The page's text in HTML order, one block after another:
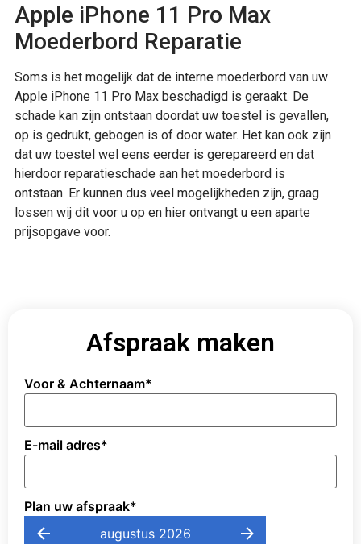
Apple iPhone 11 Pro Max
Moederbord Reparatie
Soms is het mogelijk dat de interne moederbord van uw
Apple iPhone 11 Pro Max beschadigd is geraakt. De
schade kan zijn ontstaan doordat uw toestel is gevallen,
op is gedrukt, gebogen is of door water. Het kan ook zijn
dat uw toestel wel eens eerder is gerepareerd en dat
hierdoor reparatieschade aan het moederbord is
ontstaan. Er kunnen dus veel mogelijkheden zijn, graag
lossen wij dit voor u op en hier ontvangt u een aparte
prijsopgave voor.
Afspraak maken
Voor & Achternaam*
E-mail adres*
Plan uw afspraak*
augustus 2026